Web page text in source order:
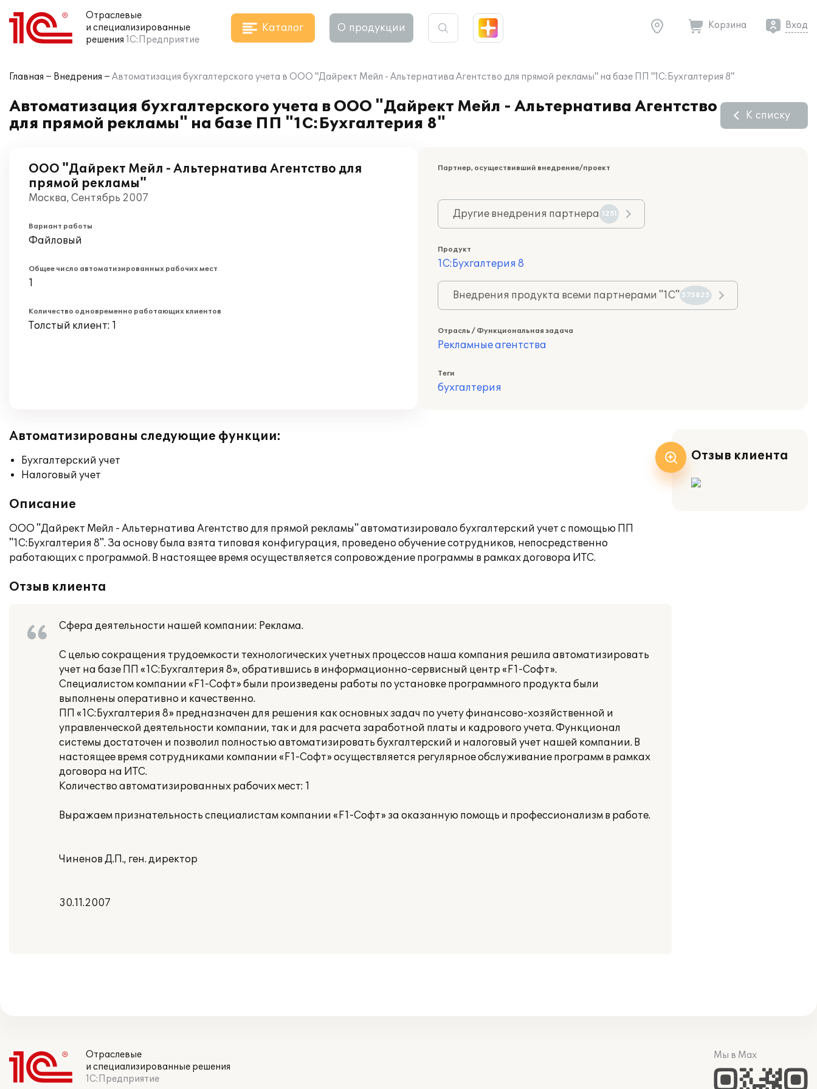
Отраслевые
и специализированные
решения 1С:Предприятие
Каталог О продукции Корзина Вход
Главная Внедрения Автоматизация бухгалтерского учета в ООО "Дайрект Мейл - Альтернатива Агентство для прямой рекламы" на базе ПП "1С:Бухгалтерия 8"
Автоматизация бухгалтерского учета в ООО "Дайрект Мейл - Альтернатива Агентство
для прямой рекламы" на базе ПП "1С:Бухгалтерия 8"
К списку
ООО "Дайрект Мейл - Альтернатива Агентство для
прямой рекламы"
Москва, Сентябрь 2007
Вариант работы
Файловый
Общее число автоматизированных рабочих мест
1
Количество одновременно работающих клиентов
Толстый клиент: 1
Партнер, осуществивший внедрение/проект
Другие внедрения партнера 1251
Продукт
1С:Бухгалтерия 8
Внедрения продукта всеми партнерами "1С" 575825
Отрасль / Функциональная задача
Рекламные агентства
Теги
бухгалтерия
Автоматизированы следующие функции:
Бухгалтерский учет
Налоговый учет
Описание
ООО "Дайрект Мейл - Альтернатива Агентство для прямой рекламы" автоматизировало бухгалтерский учет с помощью ПП
"1С:Бухгалтерия 8". За основу была взята типовая конфигурация, проведено обучение сотрудников, непосредственно
работающих с программой. В настоящее время осуществляется сопровождение программы в рамках договора ИТС.
Отзыв клиента
Сфера деятельности нашей компании: Реклама.
С целью сокращения трудоемкости технологических учетных процессов наша компания решила автоматизировать
учет на базе ПП «1С:Бухгалтерия 8», обратившись в информационно-сервисный центр «F1-Софт».
Специалистом компании «F1-Софт» были произведены работы по установке программного продукта были
выполнены оперативно и качественно.
ПП «1С:Бухгалтерия 8» предназначен для решения как основных задач по учету финансово-хозяйственной и
управленческой деятельности компании, так и для расчета заработной платы и кадрового учета. Функционал
системы достаточен и позволил полностью автоматизировать бухгалтерский и налоговый учет нашей компании. В
настоящее время сотрудниками компании «F1-Cофт» осуществляется регулярное обслуживание программ в рамках
договора на ИТС.
Количество автоматизированных рабочих мест: 1
Выражаем признательность специалистам компании «F1-Софт» за оказанную помощь и профессионализм в работе.
Чиненов Д.П., ген. директор
30.11.2007
Отзыв клиента
Отраслевые
и специализированные решения
1С:Предприятие
Мы в Max